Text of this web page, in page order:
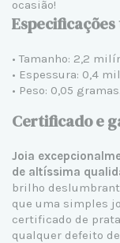
ocasião!
• Tamanho: 2,2
• Espessura: 0,4
• Peso: 0,05 gramas.
Certificado e
Joia
de altíssima
brilho
que uma simples
certificado de
qualquer defeito